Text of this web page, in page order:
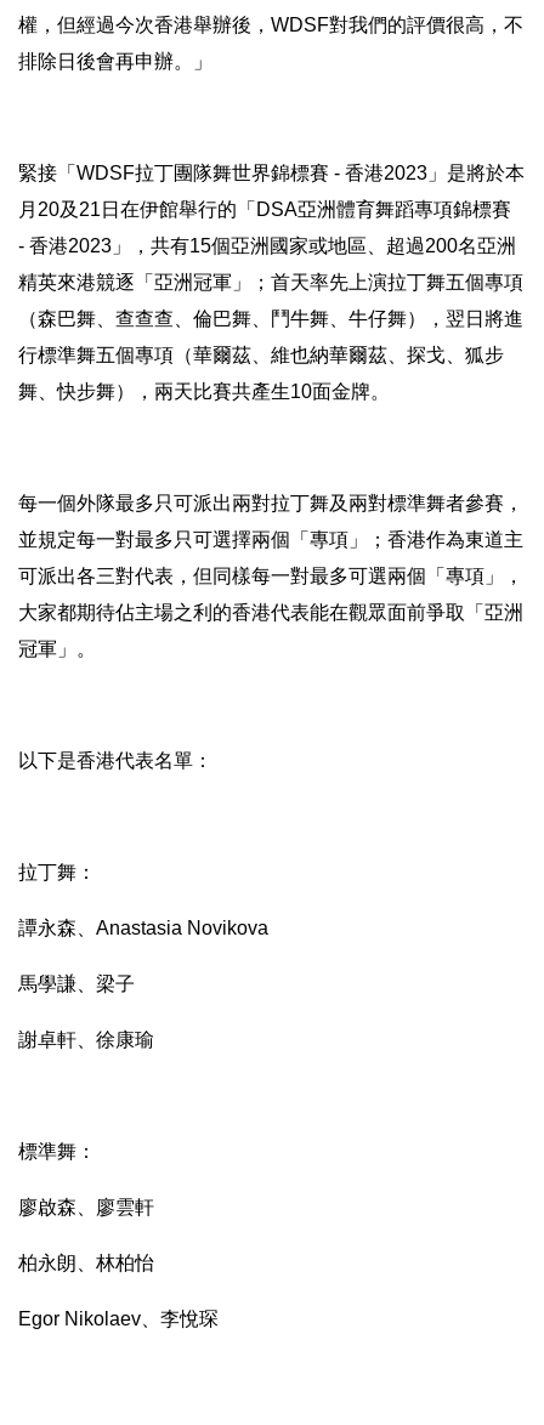
權， 但經過今次香港舉辦後，WDSF對我們的評價很高， 不
排除日後會再申辦。」
緊接「WDSF拉丁團隊舞世界錦標賽 - 香港2023」是將於本
月20及21日在伊館舉行的「DSA亞洲體育舞蹈專項錦標賽
- 香港2023」，共有15個亞洲國家或地區、超過200名亞洲
精英來港競逐「亞洲冠軍」；首天率先上演拉丁舞五個專項
（森巴舞、查查查、倫巴舞、鬥牛舞、牛仔舞）， 翌日將進
行標準舞五個專項（華爾茲、維也納華爾茲、探戈、 狐步
舞、快步舞），兩天比賽共產生10面金牌。
每一個外隊最多只可派出兩對拉丁舞及兩對標準舞者參賽，
並規定每一對最多只可選擇兩個「專項」； 香港作為東道主
可派出各三對代表，但同樣每一對最多可選兩個「 專項」，
大家都期待佔主場之利的香港代表能在觀眾面前爭取「 亞洲
冠軍」。
以下是香港代表名單：
拉丁舞：
譚永森、Anastasia Novikova
馬學謙、梁子
謝卓軒、徐康瑜
標準舞：
廖啟森、廖雲軒
柏永朗、林柏怡
Egor Nikolaev、李悅琛